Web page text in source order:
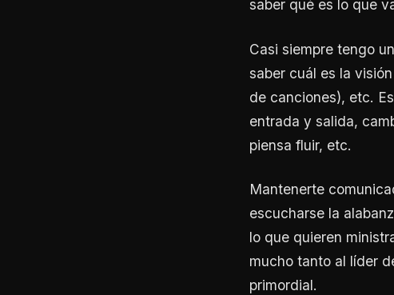
saber qué es lo que
Casi siempre tengo
saber cuál es la
de canciones), etc.
entrada y salida,
piensa fluir, etc.
Mantenerte
escucharse la
lo que quieren
mucho tanto al líder
primordial.